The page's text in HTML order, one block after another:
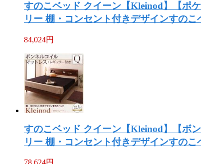
すのこベッド クイーン【Kleinod】【ポ
リー 棚・コンセント付きデザインすの
84,024円
すのこベッド クイーン【Kleinod】【ボ
リー 棚・コンセント付きデザインすの